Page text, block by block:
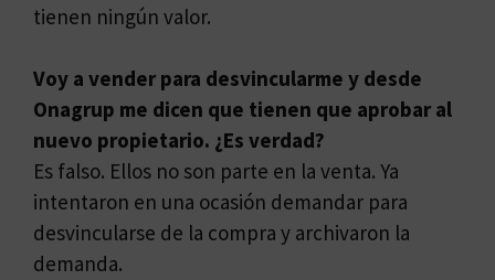
tienen ningún valor.
Voy a vender para desvincularme y desde
Onagrup me dicen que tienen que aprobar al
nuevo propietario. ¿Es verdad?
Es falso. Ellos no son parte en la venta. Ya
intentaron en una ocasión demandar para
desvincularse de la compra y archivaron la
demanda.